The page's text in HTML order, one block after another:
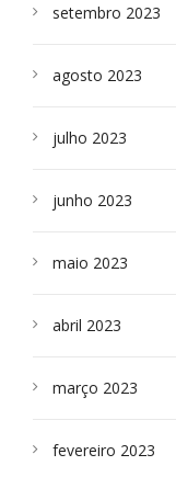
setembro 2023
agosto 2023
julho 2023
junho 2023
maio 2023
abril 2023
março 2023
fevereiro 2023